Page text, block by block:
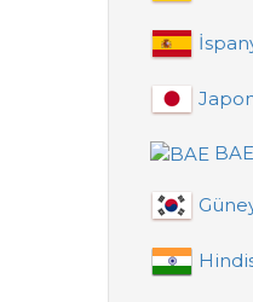
BAE